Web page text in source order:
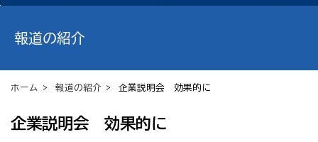
報道の紹介
ホーム > 報道の紹介 > 企業説明会 効果的に
企業説明会 効果的に